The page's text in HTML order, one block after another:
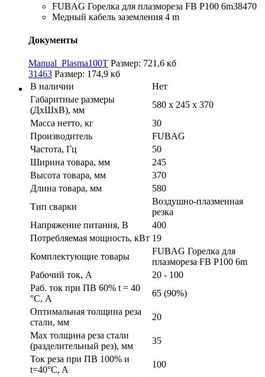
FUBAG Горелка для плазмореза FB P100 6m38470
Медный кабель заземления 4 m
Документы
Manual_Plasma100T Размер: 721,6 кб
31463 Размер: 174,9 кб
В наличии
Нет
Габаритные размеры
(ДхШхВ), мм
580 х 245 х 370
Масса нетто, кг
30
Производитель
FUBAG
Частота, Гц
50
Ширина товара, мм
245
Высота товара, мм
370
Длина товара, мм
580
Тип сварки
Воздушно-плазменная
резка
Напряжение питания, В
400
Потребляемая мощность, кВт 19
Комплектующие товары
FUBAG Горелка для
плазмореза FB P100 6m
Рабочий ток, А
20 - 100
Раб. ток при ПВ 60% t = 40
°C, А
65 (90%)
Оптимальная толщина реза
стали, мм
20
Max толщина реза стали
(разделительный рез), мм
35
Ток реза при ПВ 100% и
t=40°C, A
100